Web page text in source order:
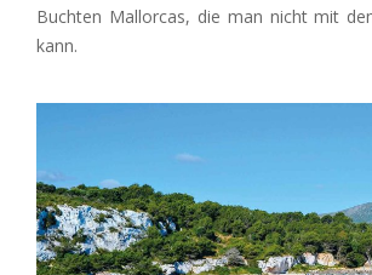
Buchten Mallorcas, die man nicht mit
kann.